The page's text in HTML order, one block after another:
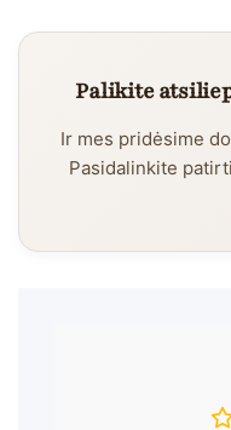
Palikite
Ir mes pridėsime
Pasidalinkite